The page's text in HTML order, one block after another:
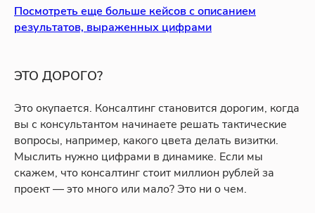
Посмотреть еще больше кейсов с описанием
результатов, выраженных цифрами
ЭТО ДОРОГО?
Это окупается. Консалтинг становится дорогим, когда
вы с консультантом начинаете решать тактические
вопросы, например, какого цвета делать визитки.
Мыслить нужно цифрами в динамике. Если мы
скажем, что консалтинг стоит миллион рублей за
проект — это много или мало? Это ни о чем.